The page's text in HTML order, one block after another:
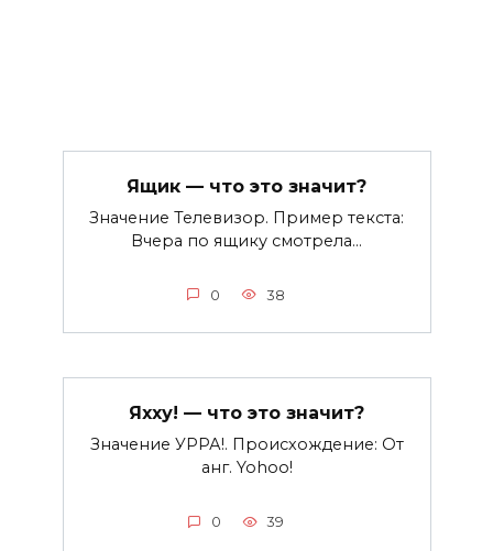
Ящик — что это значит?
Значение Телевизор. Пример текста:
Вчера по ящику смотрела…
0 38
Яхху! — что это значит?
Значение УРРА!. Происхождение: От
анг. Yohoo!
0 39